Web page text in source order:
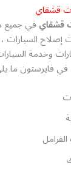
قشقاي
قشقايفي جميع
السيارات ،
وخدمة
فايرستون ما